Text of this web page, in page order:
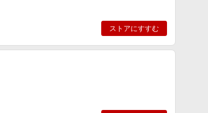
ストアにすすむ